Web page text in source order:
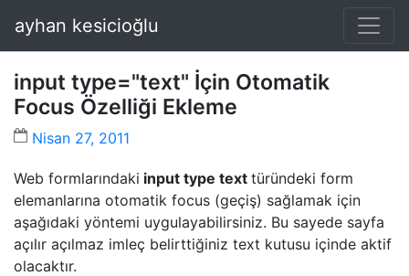
ayhan kesicioğlu
input type="text" İçin Otomatik
Focus Özelliği Ekleme
Nisan 27, 2011
Web formlarındaki input type text türündeki form
elemanlarına otomatik focus (geçiş) sağlamak için
aşağıdaki yöntemi uygulayabilirsiniz. Bu sayede sayfa
açılır açılmaz imleç belirttiğiniz text kutusu içinde aktif
olacaktır.